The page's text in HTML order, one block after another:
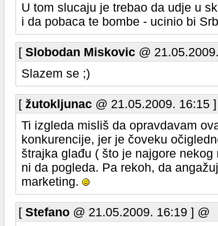
U tom slucaju je trebao da udje u
i da pobaca te bombe - ucinio bi
[ Slobodan Miskovic @
Slazem se ;)
[ žutokljunac @ 21.05.2009. 16:15
Ti izgleda misliš da opravdavam
konkurencije, jer je čoveku
štrajka glađu ( što je najgore
ni da pogleda. Pa rekoh, da
marketing.
[ Stefano @ 21.05.2009. 16:19 ] @